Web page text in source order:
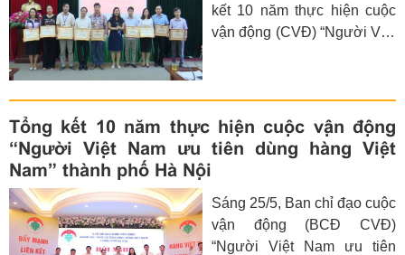
kết 10 năm thực hiện cuộc
vận động (CVĐ) “Người Việt
Tổng kết 10 năm thực hiện cuộc vận động
“Người Việt Nam ưu tiên dùng hàng Việt
Nam” thành phố Hà Nội
Sáng 25/5, Ban chỉ đạo cuộc
vận động (BCĐ CVĐ)
“Người Việt Nam ưu tiên